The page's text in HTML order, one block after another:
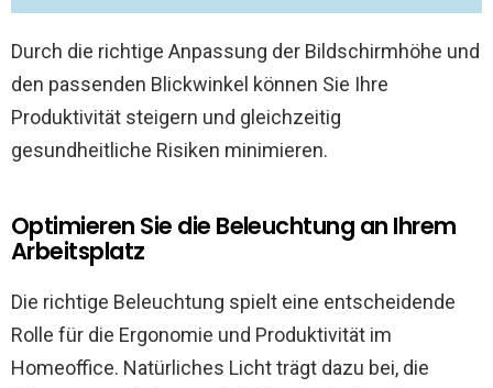
Durch die richtige Anpassung der Bildschirmhöhe und
den passenden Blickwinkel können Sie Ihre
Produktivität steigern und gleichzeitig
gesundheitliche Risiken minimieren.
Optimieren Sie die Beleuchtung an Ihrem
Arbeitsplatz
Die richtige Beleuchtung spielt eine entscheidende
Rolle für die Ergonomie und Produktivität im
Homeoffice. Natürliches Licht trägt dazu bei, die